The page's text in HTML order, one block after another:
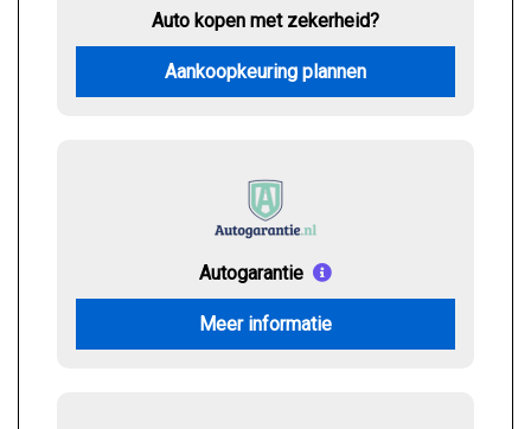
Auto kopen met zekerheid?
Aankoopkeuring plannen
Autogarantie
Meer informatie